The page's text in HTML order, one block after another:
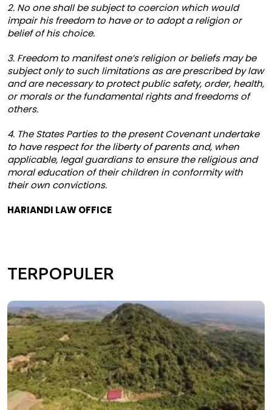
2. No one shall be subject to coercion which would
impair his freedom to have or to adopt a religion or
belief of his choice.
3. Freedom to manifest one’s religion or beliefs may be
subject only to such limitations as are prescribed by law
and are necessary to protect public safety, order, health,
or morals or the fundamental rights and freedoms of
others.
4. The States Parties to the present Covenant undertake
to have respect for the liberty of parents and, when
applicable, legal guardians to ensure the religious and
moral education of their children in conformity with
their own convictions.
HARIANDI LAW OFFICE
TERPOPULER